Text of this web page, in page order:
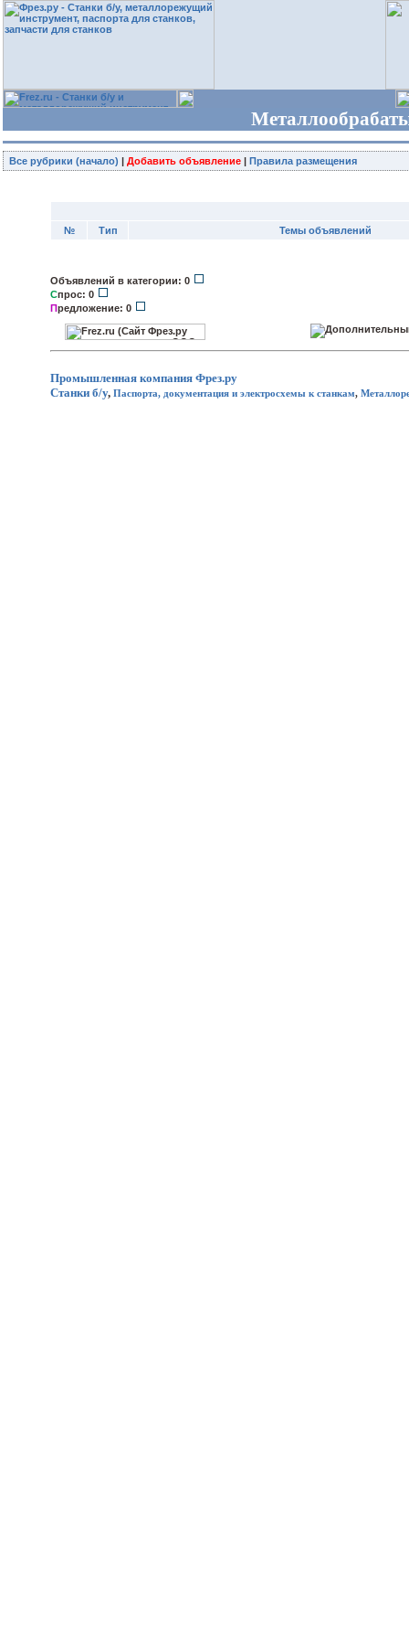
Все рубрики (начало) | Добавить объявление | Правила размещения
№ Тип Темы объявлений
Объявлений в категории: 0
Спрос: 0
Предложение: 0
Промышленная компания Фрез.ру
Станки б/у, Паспорта, документация и электросхемы к станкам,